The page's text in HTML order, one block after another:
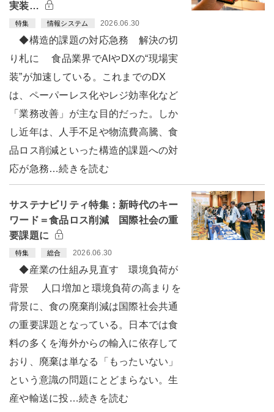
実装…
特集 情報システム 2026.06.30
◆構造的課題の対応急務 解決の切
り札に 食品業界でAIやDXの“現場実
装”が加速している。これまでのDX
は、ペーパーレス化やレジ効率化など
「業務改善」が主な目的だった。しか
し近年は、人手不足や物流費高騰、食
品ロス削減といった構造的課題への対
応が急務…続きを読む
サステナビリティ特集：新時代のキー
ワード＝食品ロス削減 国際社会の重
要課題に
特集 総合 2026.06.30
◆産業の仕組み見直す 環境負荷が
背景 人口増加と環境負荷の高まりを
背景に、食の廃棄削減は国際社会共通
の重要課題となっている。日本では食
料の多くを海外からの輸入に依存して
おり、廃棄は単なる「もったいない」
という意識の問題にとどまらない。生
産や輸送に投…続きを読む